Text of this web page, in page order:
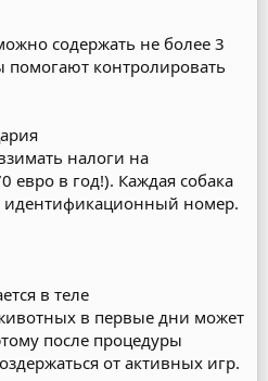
содержать не более 3
контролировать
налоги на
евро в год!). Каждая собака
идентификационный номер.
в теле
в первые дни может
после процедуры
от активных игр.